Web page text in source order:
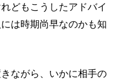
どもこうしたアドバイ
は時期尚早なのかも知
ながら、いかに相手の